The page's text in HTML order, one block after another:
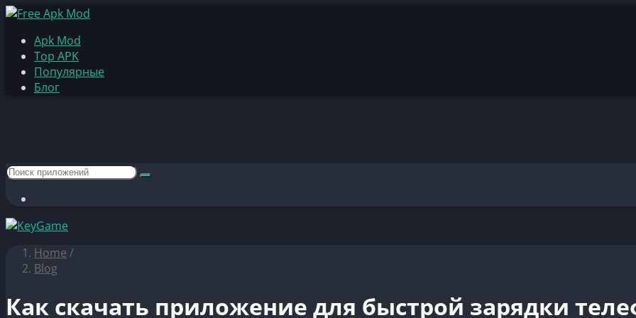
Apk Mod
Top APK
Популярные
Блог
Home /
Blog
Как скачать приложение для быстрой зарядки